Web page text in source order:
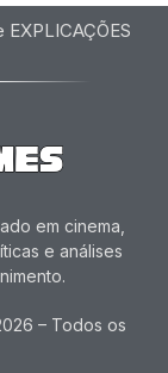
EXPLICAÇÕES
em cinema,
e análises
– Todos os